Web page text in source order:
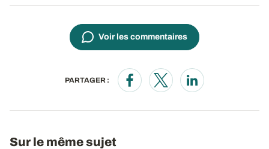
Voir les commentaires
PARTAGER :
Opens in a new window
Opens in a new window
Opens in a new
Sur le même sujet